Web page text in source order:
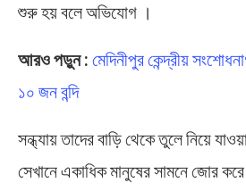
শুরু হয় বলে অভিযোগ ।
আরও পড়ুন : মেদিনীপুর কেন্দ্রীয়
১০ জন বন্দি
সন্ধ্যায় তাদের বাড়ি থেকে তুলে নিয়ে
সেখানে একাধিক মানুষের সামনে জোর